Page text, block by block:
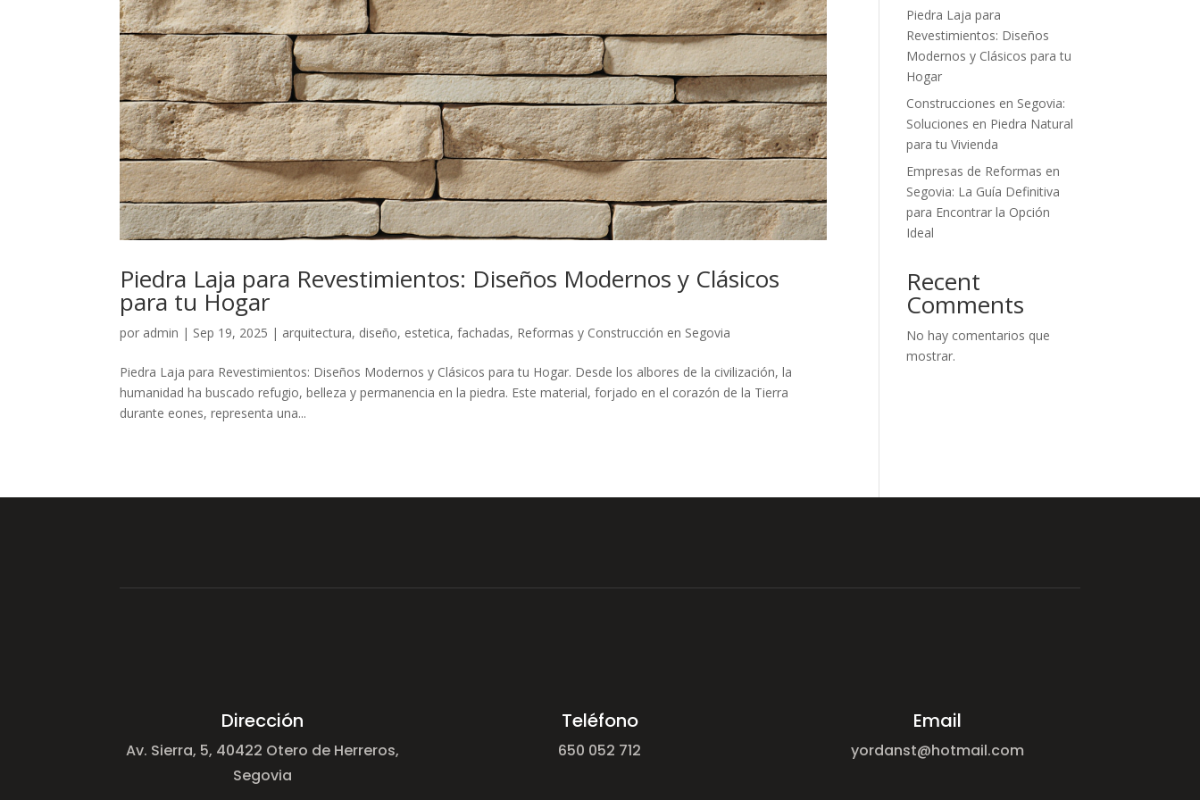
Piedra Laja para Revestimientos: Diseños Modernos y Clásicos
para tu Hogar
por admin | Sep 19, 2025 | arquitectura, diseño, estetica,fachadas, Reformas y Construcción en Segovia
Piedra Laja para Revestimientos: Diseños Modernos y Clásicos para tu Hogar. Desde los albores de la civilización, la
humanidad ha buscado refugio, belleza y permanencia en la piedra. Este material, forjado en el corazón de la Tierra
durante eones, representa una...
Piedra Laja para
Revestimientos: Diseños
Modernos y Clásicos para tu
Hogar
Construcciones en Segovia:
Soluciones en Piedra Natural
para tu Vivienda
Empresas de Reformas en
Segovia: La Guía Definitiva
para Encontrar la Opción
Ideal
Recent
Comments
No hay comentarios que
mostrar.
Dirección
Av. Sierra, 5, 40422 Otero de Herreros,
Segovia
Teléfono
650 052 712
Email
yordanst@hotmail.com